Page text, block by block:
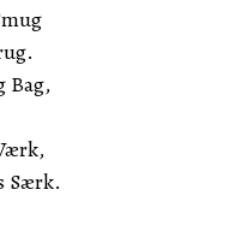
Bag,
Særk.